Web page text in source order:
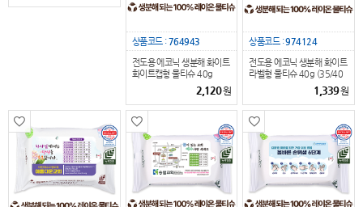
상품코드 :764943
전도용 에코닉 생분해 화이트
화이트캡형 물티슈 40g
2,120원
상품코드 :974124
전도용 에코닉 생분해 화이트
라벨형 물티슈 40g (35/40
1,339원